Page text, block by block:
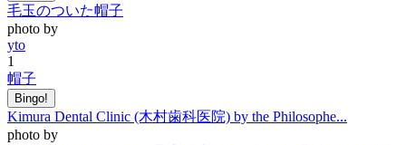
毛玉のついた帽子
photo by
yto
1
帽子
Bingo!
Kimura Dental Clinic (木村歯科医院) by the Philosophe...
photo by